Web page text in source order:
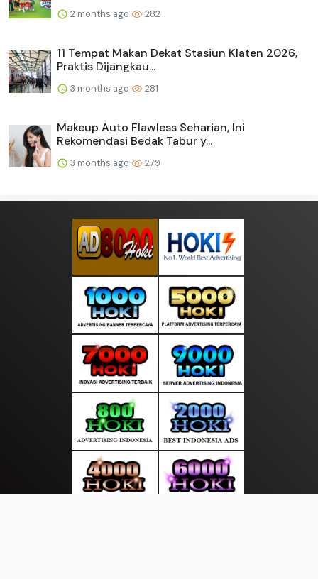
2 months ago 282
11 Tempat Makan Dekat Stasiun Klaten 2026,
Praktis Dijangkau...
3 months ago 281
Makeup Auto Flawless Seharian, Ini
Rekomendasi Bedak Tabur y...
3 months ago 279